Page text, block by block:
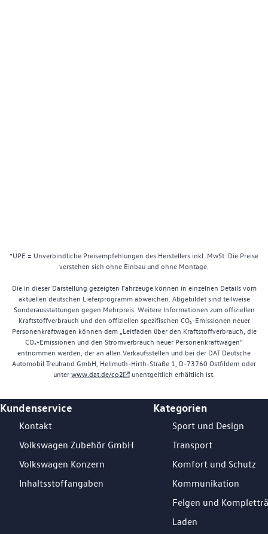
*UPE = Unverbindliche Preisempfehlungen des Herstellers inkl. MwSt. Die Preise
verstehen sich ohne Einbau und ohne Montage.
Die in dieser Darstellung gezeigten Fahrzeuge können in einzelnen Details vom
aktuellen deutschen Lieferprogramm abweichen. Abgebildet sind teilweise
Sonderausstattungen gegen Mehrpreis. Weitere Informationen zum offiziellen
Kraftstoffverbrauch und den offiziellen spezifischen CO₂-Emissionen neuer
Personenkraftwagen können dem „Leitfaden über den Kraftstoffverbrauch, die
CO₂-Emissionen und den Stromverbrauch neuer Personenkraftwagen“
entnommen werden, der an allen Verkaufsstellen und bei der DAT Deutsche
Automobil Treuhand GmbH, Hellmuth-Hirth-Straße 1, D-73760 Ostfildern oder
unterwww.dat.de/co2 unentgeltlich erhältlich ist.
Footer Teaser
Kundenservice
Kontakt
Volkswagen Zubehör GmbH
Volkswagen Konzern
Inhaltsstoffangaben
Kategorien
Sport und Design
Transport
Komfort und Schutz
Kommunikation
Felgen und
Laden